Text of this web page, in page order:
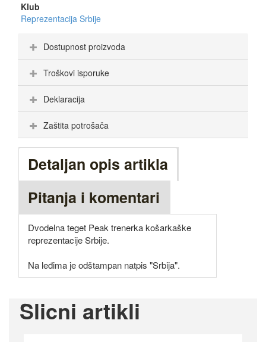
Klub
Reprezentacija Srbije
Dostupnost proizvoda
Troškovi isporuke
Deklaracija
Zaštita potrošača
Detaljan opis artikla
Pitanja i komentari
Dvodelna teget Peak trenerka košarkaške
reprezentacije Srbije.
Na leđima je odštampan natpis "Srbija".
Slicni artikli